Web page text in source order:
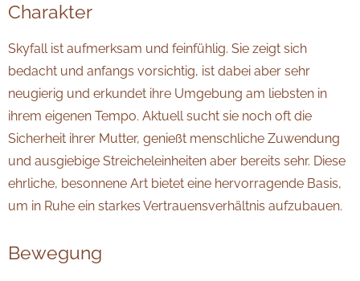
Charakter
Skyfall ist aufmerksam und feinfühlig. Sie zeigt sich
bedacht und anfangs vorsichtig, ist dabei aber sehr
neugierig und erkundet ihre Umgebung am liebsten in
ihrem eigenen Tempo. Aktuell sucht sie noch oft die
Sicherheit ihrer Mutter, genießt menschliche Zuwendung
und ausgiebige Streicheleinheiten aber bereits sehr. Diese
ehrliche, besonnene Art bietet eine hervorragende Basis,
um in Ruhe ein starkes Vertrauensverhältnis aufzubauen.
Bewegung